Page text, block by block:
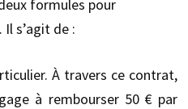
formules pour
s’agit de :
À travers ce contrat,
à rembourser 50 € par